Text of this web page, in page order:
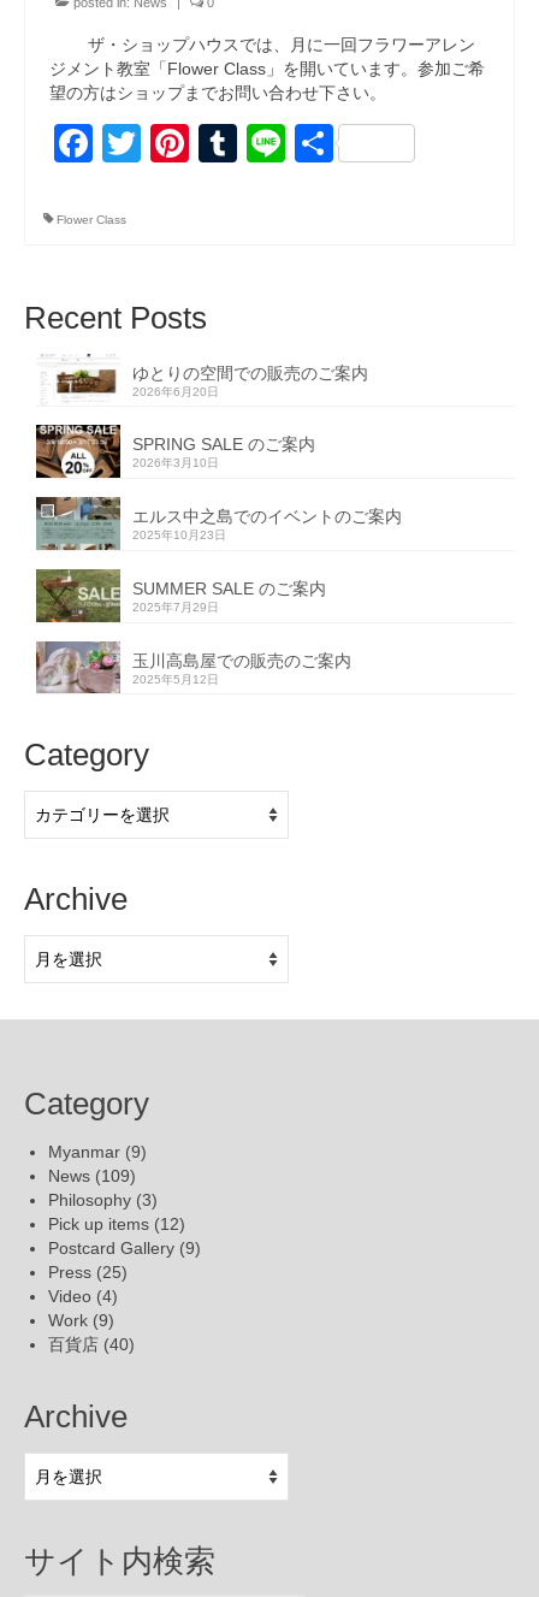
ザ・ショップハウスでは、月に一回フラワーアレン
ジメント教室「Flower Class」を開いています。参加ご希
望の方はショップまでお問い合わせ下さい。
Facebook
TwitterPinterest
Tumblr
Line共
Flower Class
Recent Posts
ゆとりの空間での販売のご案内
2026年6月20日
SPRING SALE のご案内
2026年3月10日
エルス中之島でのイベントのご案内
2025年10月23日
SUMMER SALE のご案内
2025年7月29日
玉川高島屋での販売のご案内
2025年5月12日
Category
Category
Archive
Archive
Category
Myanmar (9)
News (109)
Philosophy (3)
Pick up items (12)
Postcard Gallery (9)
Press (25)
Video (4)
Work (9)
百貨店 (40)
Archive
Archive
サイト内検索